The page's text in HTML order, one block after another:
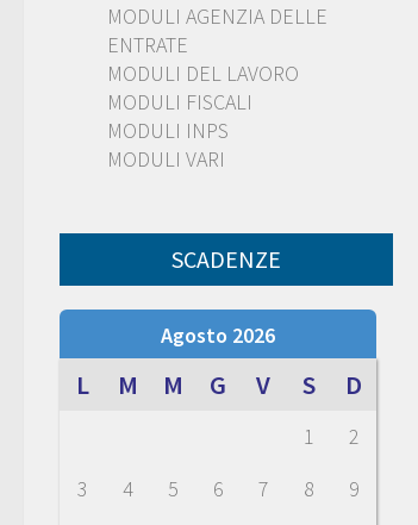
MODULI AGENZIA DELLE
ENTRATE
MODULI DEL LAVORO
MODULI FISCALI
MODULI INPS
MODULI VARI
SCADENZE
Agosto 2026
L M M G V S D
1
2
3
4 5 6 7 8
9